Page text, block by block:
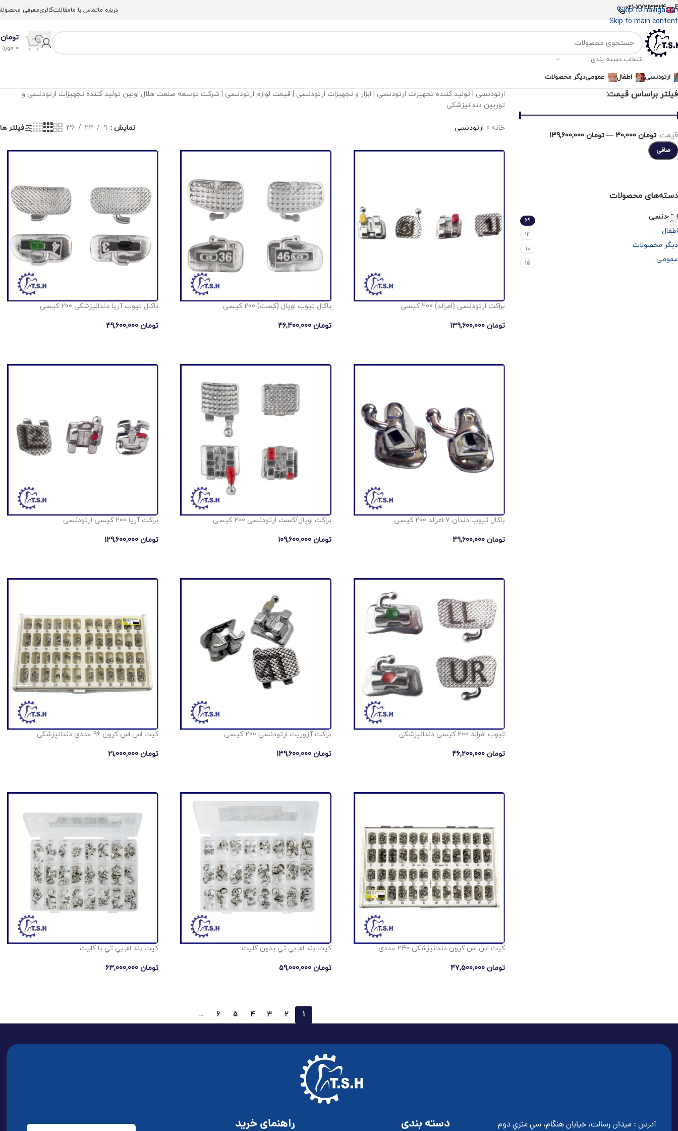
Skip to navigation
Skip to main content
021-77213324 درباره ماتماس با مامقالاتگالریمعرفی
انتخاب دسته بندی
0 مورد
تومان
ارتودنسی اطفال عمومیدیگر محصولات
فیلتر براساس قیمت:
صافی
قيمت: تومان 30,000 — تومان 139,600,000
دسته‌های محصولات
ارتودنسی 69
اطفال 14
دیگر محصولات 10
عمومی 15
ارتودنسی | تولید کننده تجهیزات ارتودنسی | ابزار و تجهیزات ارتودنسی | قیمت لوازم ارتودنسی | شرکت توسعه صنعت هلال اولین تولید کننده تجهیزات ارتودنسی و
توربین دندانپزشکی
خانه » ارتودنسی نمایش 9
24
36 فیلتر ها
براکت ارتودنسی (امرالد) 200 کیسی
تومان 139,600,000
باکال تیوب اوپال (کست) 200 کیسی
تومان
باکال تیوب آریا دندانپزشکی 200 کیسی
تومان 49,600,000
باکال تیوب دندان 7 امرالد 200 کیسی
تومان 49,600,000
براکت اوپال/کست ارتودنسی 200 کیسی
تومان
براکت آریا 200 کیسی ارتودنسی
تومان 129,600,000
تیوب امرالد 200 کیسی دندانپزشکی
تومان 46,200,000
براكت آزوريت ارتودنسی 200 کیسی
تومان
کیت اس اس كرون 96 عددی دندانپزشکی
تومان 21,000,000
کیت اس اس كرون دندانپزشکی 240 عددی
تومان 47,500,000
كيت بند ام بي تي بدون كليت
تومان
كيت بند ام بي تي با كليت
تومان 63,000,000
1
2
3
4
5
6
→
آدرس : ميدان رسالت، خيابان هنگام، سي متري دوم دسته بندی راهنمای خرید